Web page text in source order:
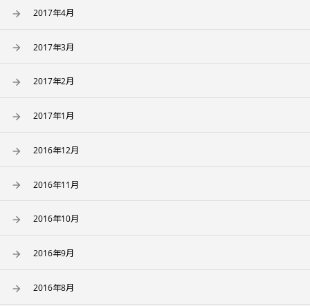
2017年4月
2017年3月
2017年2月
2017年1月
2016年12月
2016年11月
2016年10月
2016年9月
2016年8月